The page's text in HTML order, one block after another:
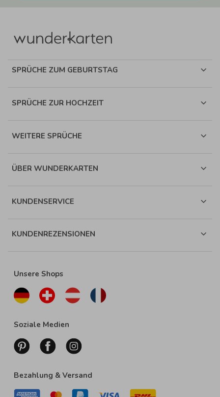
SPRÜCHE ZUM GEBURTSTAG
SPRÜCHE ZUR HOCHZEIT
WEITERE SPRÜCHE
ÜBER WUNDERKARTEN
KUNDENSERVICE
KUNDENREZENSIONEN
Unsere Shops
Soziale Medien
Bezahlung & Versand